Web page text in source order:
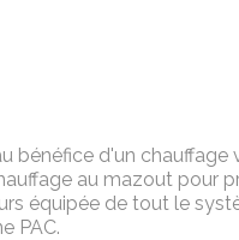
bénéfice d'un chauffage
au mazout pour
équipée de tout le
PAC.